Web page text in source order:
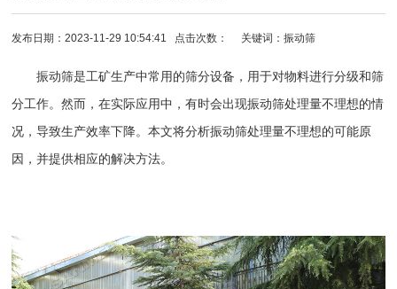
发布日期：2023-11-29 10:54:41 点击次数： 关键词：振动筛
振动筛是工矿生产中常用的筛分设备 ，用于对物料进行分级和筛
分工作。然而，在实际应用中，有时会出现振动筛处理量不理想的情
况，导致生产效率下降。本文将分析振动筛处理量不理想的可能原
因，并提供相应的解决方法。